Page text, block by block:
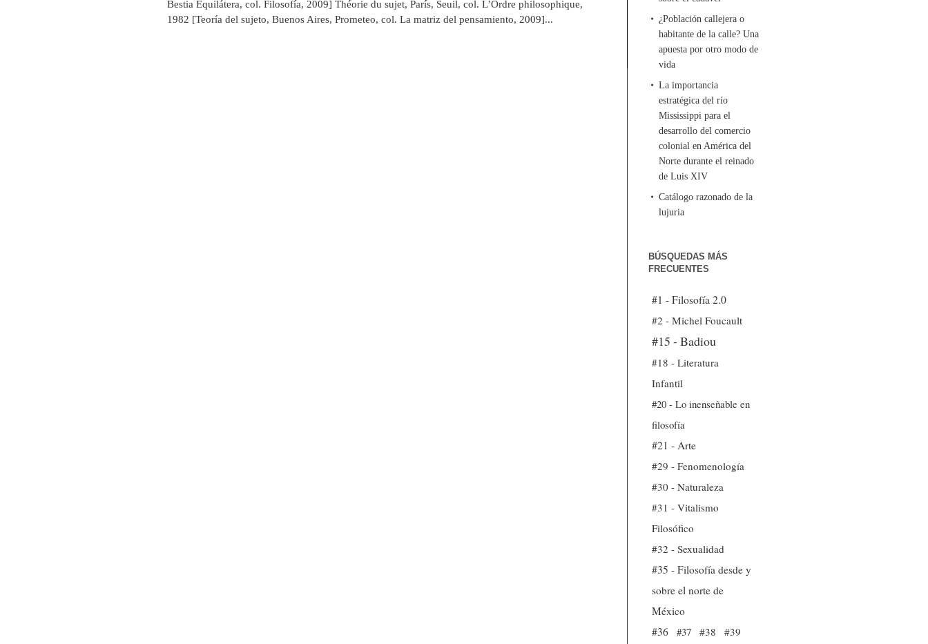
Bestia Equilátera, col. Filosofía, 2009] Théorie du sujet, París, Seuil, col. L’Ordre philosophique,
1982 [Teoría del sujeto, Buenos Aires, Prometeo, col. La matriz del pensamiento, 2009]...
¿Población callejera o
habitante de la calle? Una
apuesta por otro modo de
vida
La importancia
estratégica del río
Mississippi para el
desarrollo del comercio
colonial en América del
Norte durante el reinado
de Luis XIV
Catálogo razonado de la
lujuria
BÚSQUEDAS MÁS
FRECUENTES
#1 - Filosofía 2.0
#2 - Michel Foucault
#15 - Badiou
#18 - Literatura
Infantil
#20 - Lo inenseñable en
filosofía
#21 - Arte
#29 - Fenomenología
#30 - Naturaleza
#31 - Vitalismo
Filosófico
#32 - Sexualidad
#35 - Filosofía desde y
sobre el norte de
México
#36
#37 #38
#39